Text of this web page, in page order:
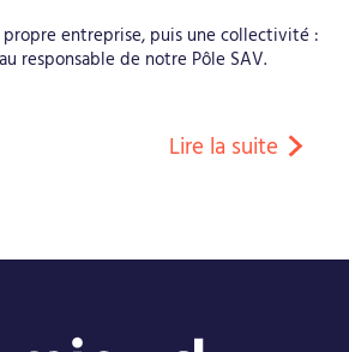
entreprise, puis une collectivité :
responsable de notre Pôle SAV.
Lire la suite